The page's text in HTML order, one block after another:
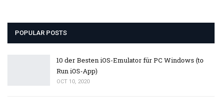
POPULAR POSTS
10 der Besten iOS-Emulator für PC Windows (to
Run iOS-App)
OCT 10, 2020